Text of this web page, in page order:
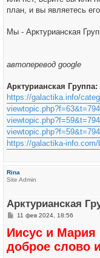
план, и вы являетесь
Мы - Арктурианская
автоперевод google
Арктурианская Группа:
https://galactika.info/
https://galactika-info.com/
Rina
Site Admin
Арктурианская
С
о
б
щ
е
11 фев 2024, 18:56
Иисус и Мария
доброе слово